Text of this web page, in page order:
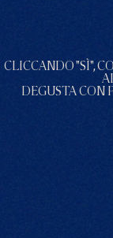
CLICCANDO "SÌ",
DEGUSTA CON